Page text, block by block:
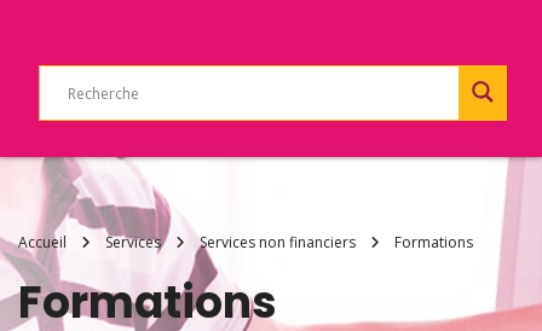
Accueil Services Services non financiers Formations
Formations